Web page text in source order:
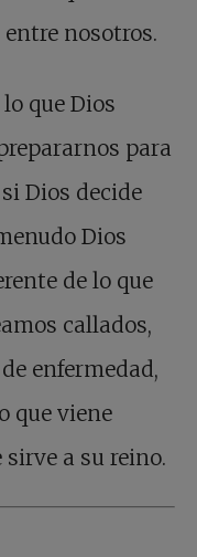
nosotros.
que Dios
para
Dios decide
Dios
de lo que
callados,
enfermedad,
que viene
a su reino.